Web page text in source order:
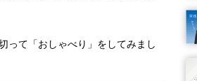
って「おしゃべり」をしてみまし